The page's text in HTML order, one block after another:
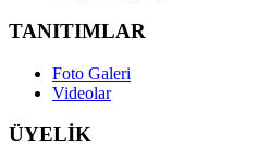
TANITIMLAR
Foto Galeri
Videolar
ÜYELİK